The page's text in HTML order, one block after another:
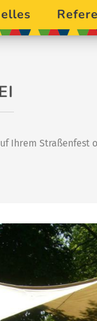
Ihrem Straßenfest